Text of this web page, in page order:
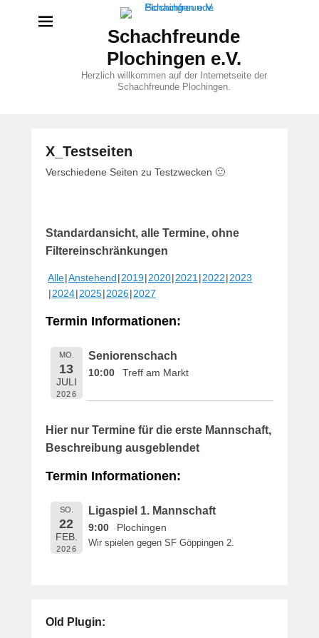
Schachfreunde
Plochingen e.V.
Herzlich willkommen auf der Internetseite der
Schachfreunde Plochingen.
X_Testseiten
V
f
f
n
1
.
M
B
Verschiedene Seiten zu Testzwecken 🙂
Standardansicht, alle Termine, ohne
Filtereinschränkungen
Alle Anstehend 2019 2020 2021 2022 2023
2024 2025 2026 2027
Termin Informationen:
MO.
13
JULI
2026
Seniorenschach
10:00 Treff am Markt
Hier nur Termine für die erste Mannschaft,
Beschreibung ausgeblendet
Termin Informationen:
SO.
22
FEB.
2026
Ligaspiel 1. Mannschaft
9:00 Plochingen
Wir spielen gegen SF Göppingen 2.
Old Plugin: